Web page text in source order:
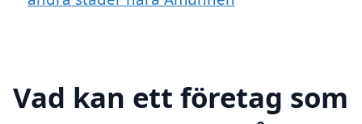
Vad kan ett företag som